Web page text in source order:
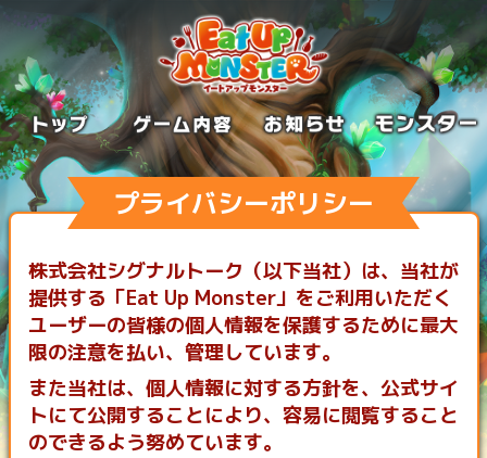
プライバシーポリシー
株式会社シグナルトーク（以下当社）は、当社が
提供する「Eat Up Monster」をご利用いただく
ユーザーの皆様の個人情報を保護するために最大
限の注意を払い、管理しています。
また当社は、個人情報に対する方針を、公式サイ
トにて公開することにより、容易に閲覧すること
のできるよう努めています。